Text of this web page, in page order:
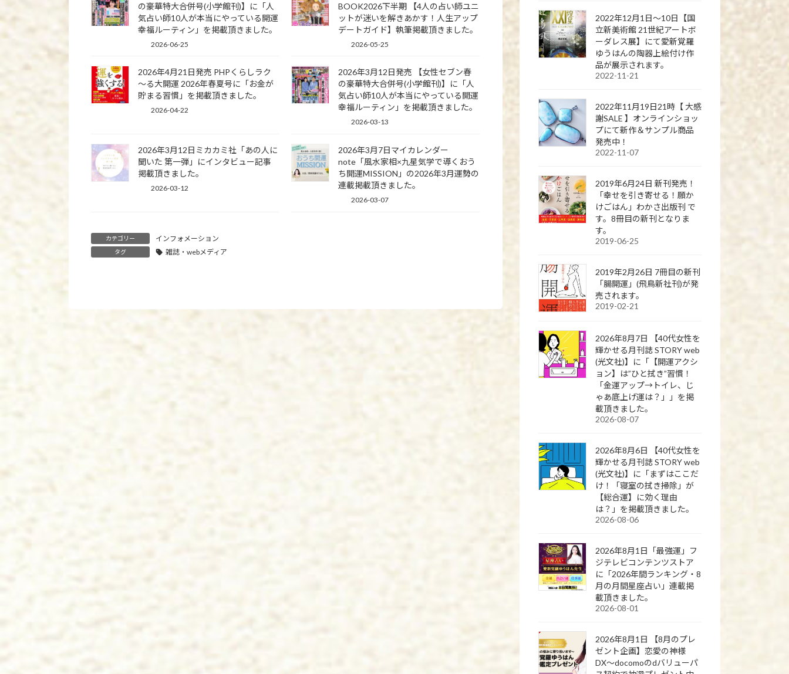
の豪華特大合併号(小学館刊)】に「人
気占い師10人が本当にやっている開運
幸福ルーティン」を掲載頂きました。
2026-06-25
BOOK2026下半期 【4人の占い師ユニ
ットが迷いを解きあかす！人生アップ
デートガイド】執筆掲載頂きました。
2026-05-25
2026年4月21日発売 PHPくらしラク
～る大開運 2026年春夏号に「お金が
貯まる習慣」を掲載頂きました。
2026-04-22
2026年3月12日発売 【女性セブン春
の豪華特大合併号(小学館刊)】に「人
気占い師10人が本当にやっている開運
幸福ルーティン」を掲載頂きました。
2026-03-13
2026年3月12日ミカカミ社「あの人に
聞いた 第一弾」にインタビュー記事
掲載頂きました。
2026-03-12
2026年3月7日マイカレンダー
note「風水家相×九星気学で導くおう
ち開運MISSION」の2026年3月運勢の
連載掲載頂きました。
2026-03-07
カテゴリー インフォメーション
タグ 雑誌・webメディア
2022年12月1日～10日【国
立新美術館 21世紀アートボ
ーダレス展】にて愛新覚羅
ゆうはんの陶器上絵付け作
品が展示されます。
2022-11-21
2022年11月19日21時【 大感
謝SALE 】オンラインショッ
プにて新作＆サンプル商品
発売中！
2022-11-07
2019年6月24日 新刊発売！
「幸せを引き寄せる！願か
けごはん」わかさ出版刊 で
す。8冊目の新刊となりま
す。
2019-06-25
2019年2月26日 7冊目の新刊
「腸開運」(飛鳥新社刊)が発
売されます。
2019-02-21
2026年8月7日 【40代女性を
輝かせる月刊誌 STORY web
(光文社)】に「【開運アクシ
ョン】は”ひと拭き”習慣！
「金運アップ→トイレ、じ
ゃあ底上げ運は？」」を掲
載頂きました。
2026-08-07
2026年8月6日 【40代女性を
輝かせる月刊誌 STORY web
(光文社)】に「まずはここだ
け！「寝室の拭き掃除」が
【総合運】に効く理由
は？」を掲載頂きました。
2026-08-06
2026年8月1日「最強運」フ
ジテレビコンテンツストア
に「2026年間ランキング・8
月の月間星座占い」連載掲
載頂きました。
2026-08-01
2026年8月1日 【8月のプレ
ゼント企画】恋愛の神様
DX〜docomoのdバリューパ